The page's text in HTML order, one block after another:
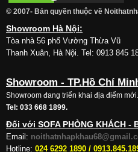
© 2007- Bản quyền thuộc về
Showroom Hà Nội:
Tòa nhà 56 phố Vường Thừa Vũ
Thanh Xuân, Hà Nội. Tel: 0913 845
Showroom - TP.Hồ Chí
Showroom đang triển khai địa điểm mới.
Tel: 033 668 1899.
Đối với SOFA PHÒNG KHÁCH -
Email:
Hotline: 024 6292 1890 /